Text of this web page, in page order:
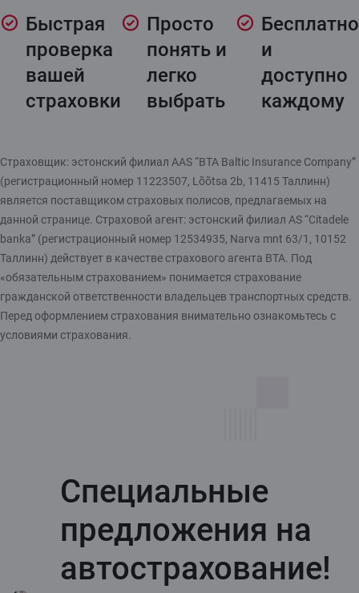
Быстрая
проверка
вашей
страховки
Просто
понять и
легко
выбрать
Бесплатно
и
доступно
каждому
Страховщик: эстонский филиал AAS “BTA Baltic Insurance Company”
(регистрационный номер 11223507, Lõõtsa 2b, 11415 Таллинн)
является поставщиком страховых полисов, предлагаемых на
данной странице. Страховой агент: эстонский филиал AS “Citadele
banka” (регистрационный номер 12534935, Narva mnt 63/1, 10152
Таллинн) действует в качестве страхового агента BTA. Под
«обязательным страхованием» понимается страхование
гражданской ответственности владельцев транспортных средств.
Перед оформлением страхования внимательно ознакомьтесь с
условиями страхования.
Специальные
предложения на
автострахование!